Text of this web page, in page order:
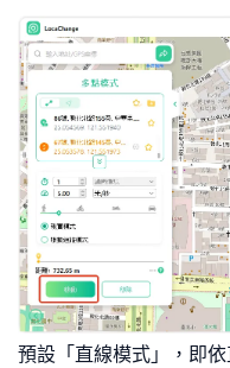
預設「直線模式」，即